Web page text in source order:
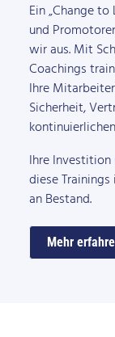
Ein „Change
und
wir aus. Mit
Coachings
Ihre
Sicherheit,
Ihre
diese
an Bestand.
Mehr